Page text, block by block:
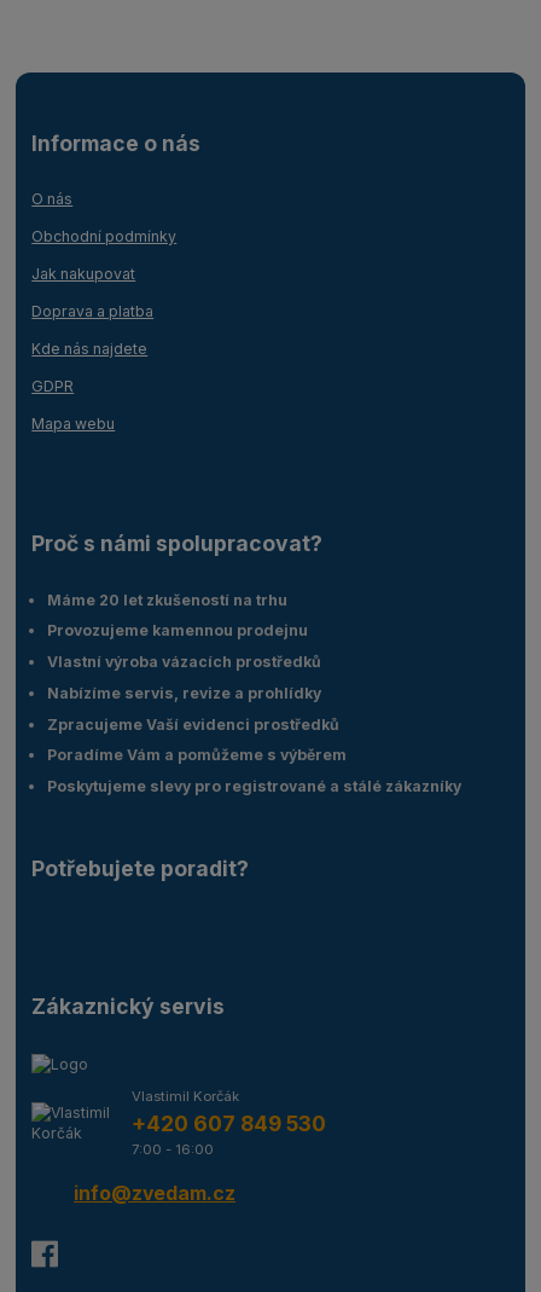
Informace o nás
O nás
Obchodní podmínky
Jak nakupovat
Doprava a platba
Kde nás najdete
GDPR
Mapa webu
Proč s námi spolupracovat?
Máme 20 let zkušeností na trhu
Provozujeme kamennou prodejnu
Vlastní výroba vázacích prostředků
Nabízíme servis, revize a prohlídky
Zpracujeme Vaší evidenci prostředků
Poradíme Vám a pomůžeme s výběrem
Poskytujeme slevy pro registrované a stálé zákazníky
Potřebujete poradit?
Zákaznický servis
Vlastimil Korčák
+420 607 849 530
7:00 - 16:00
info@zvedam.cz